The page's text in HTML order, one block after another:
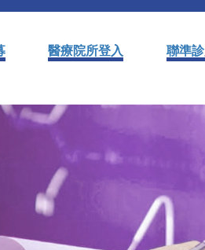
醫療院所登入 聯準